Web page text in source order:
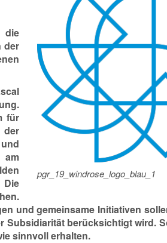
pgr_19_windrose_logo_blau_1
die
der
für
am
und gemeinsame Initiativen
Subsidiarität berücksichtigt wird.
sinnvoll erhalten.